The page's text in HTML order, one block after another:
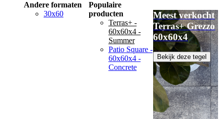
Andere formaten
30x60
Populaire
producten
Terras+ -
60x60x4 -
Summer
Patio Square -
60x60x4 -
Concrete
Meest verkocht
Terras+ Grezzo
60x60x4
Bekijk deze tegel